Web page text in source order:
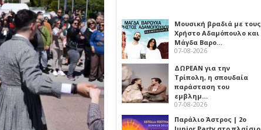
Μουσική βραδιά με τους
Χρήστο Αδαμόπουλο και
Μάγδα Βαρο…
07-08-2026
ΔΩΡΕΑΝ για την
Τρίπολη, η σπουδαία
παράσταση του
εμβλημ…
07-08-2026
Παράλιο Άστρος | 2ο